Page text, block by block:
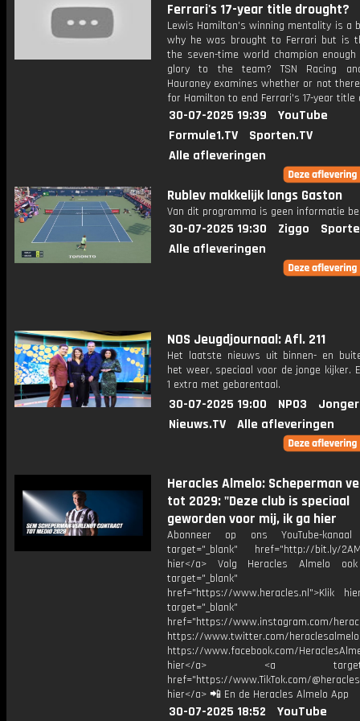
Ferrari's 17-year title drought?
Lewis Hamilton's winning mentality is a
why he was brought to Ferrari but is
the seven-time world champion
glory to the team? TSN Racing
Hauraney examines whether or not
for Hamilton to end Ferrari's 17-year title
30-07-2025 19:39
YouTube
Formule1.TV
Sporten.TV
Alle afleveringen
Rublev makkelijk langs Gaston
Van dit programma is geen informatie
30-07-2025 19:30 Ziggo
Alle afleveringen
NOS Jeugdjournaal: Afl. 211
Het laatste nieuws uit binnen- en
het weer, speciaal voor de jonge kijker.
1 extra met gebarentaal.
30-07-2025 19:00 NPO3
Nieuws.TV
Alle afleveringen
Heracles Almelo: Scheperman
tot 2029: "Deze club is speciaal
geworden voor mij, ik ga hier
Abonneer op ons YouTube-
target="_blank" href="http://bit.ly/
hier</a> Volg Heracles Almelo
target="_blank"
href="https://www.heracles.nl">Klik
target="_blank"
href="https://www.instagram.com/
https://www.twitter.com/heraclesalmelo
https://www.facebook.com/
hier</a> <a
href="https://www.TikTok.com/
hier</a> 📲 En de Heracles Almelo App
30-07-2025 18:52
YouTube